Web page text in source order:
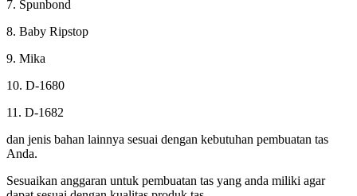
7. Spunbond
8. Baby Ripstop
9. Mika
10. D-1680
11. D-1682
dan jenis bahan lainnya sesuai dengan kebutuhan pembuatan tas
Anda.
Sesuaikan anggaran untuk pembuatan tas yang anda miliki agar